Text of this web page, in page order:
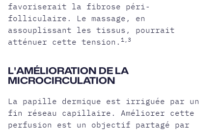
favoriserait la fibrose péri-
folliculaire. Le massage, en
assouplissant les tissus, pourrait
atténuer cette tension. 1,3
L'AMÉLIORATION DE LA
MICROCIRCULATION
La papille dermique est irriguée par un
fin réseau capillaire. Améliorer cette
perfusion est un objectif partagé par